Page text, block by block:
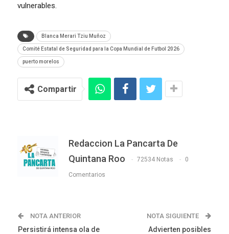
vulnerables.
Blanca Merari Tziu Muñoz
Comité Estatal de Seguridad para la Copa Mundial de Futbol 2026
puerto morelos
Compartir
Redaccion La Pancarta De
Quintana Roo
72534 Notas 0
Comentarios
NOTA ANTERIOR
Persistirá intensa ola de
NOTA SIGUIENTE
Advierten posibles